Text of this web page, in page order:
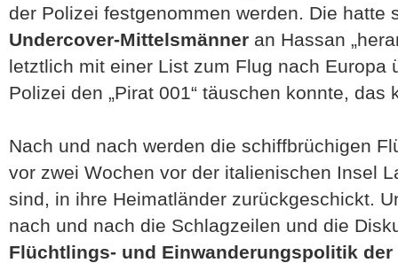
der Polizei festgenommen werden. Die hatte
Undercover-Mittelsmänner an Hassan
letztlich mit einer List zum Flug nach Europa
Polizei den „Pirat 001“ täuschen konnte, das
Nach und nach werden die schiffbrüchigen
vor zwei Wochen vor der italienischen Insel
sind, in ihre Heimatländer zurückgeschickt.
nach und nach die Schlagzeilen und die
Flüchtlings- und Einwanderungspolitik